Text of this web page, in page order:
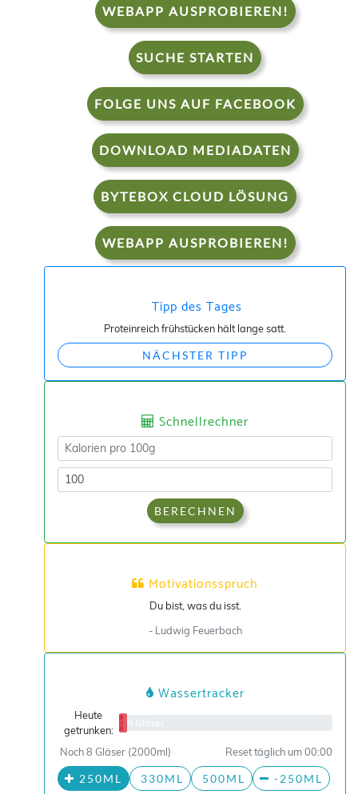
WEBAPP AUSPROBIEREN!
SUCHE STARTEN
FOLGE UNS AUF FACEBOOK
DOWNLOAD MEDIADATEN
BYTEBOX CLOUD LÖSUNG
WEBAPP AUSPROBIEREN!
Tipp des Tages
Proteinreich frühstücken hält lange satt.
NÄCHSTER TIPP
Schnellrechner
BERECHNEN
Motivationsspruch
Du bist, was du isst.
- Ludwig Feuerbach
Wassertracker
Heute
getrunken:
0/8 Gläser
Noch 8 Gläser (2000ml) Reset täglich um 00:00
250ML 330ML 500ML -250ML